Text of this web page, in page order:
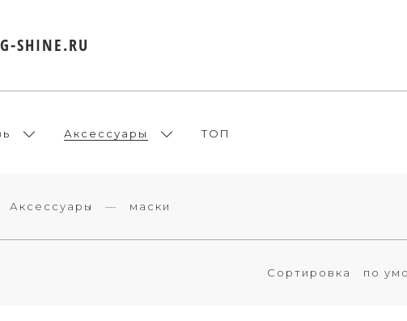
G-SHINE.RU
Аксессуары ТОП
Аксессуары маски
Сортировка